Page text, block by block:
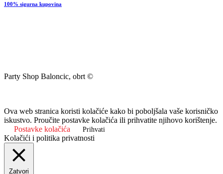
100% sigurna kupovina
Party Shop Baloncic, obrt ©
Ova web stranica koristi kolačiće kako bi poboljšala vaše korisničko
iskustvo. Proučite postavke kolačića ili prihvatite njihovo korištenje.
Postavke kolačića
Prihvati
Kolačići i politika privatnosti
Zatvori